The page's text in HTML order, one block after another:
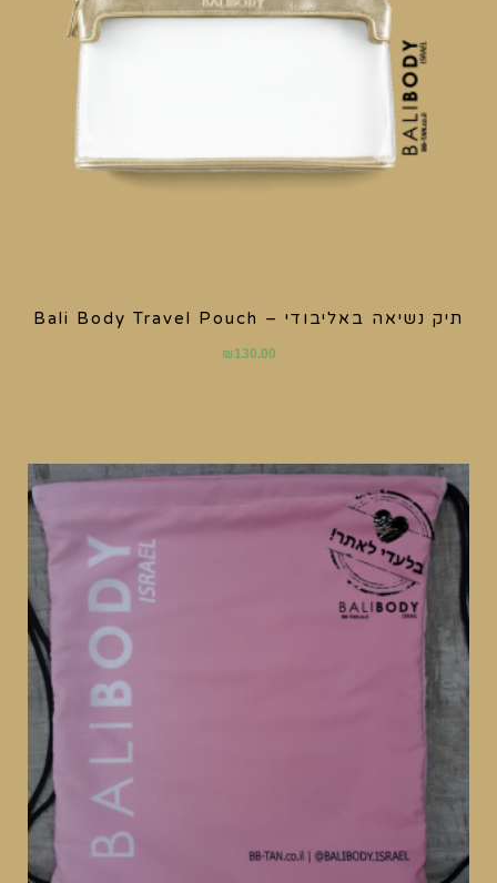
תיק נשיאה באליבודי – Bali Body Travel Pouch
₪130.00